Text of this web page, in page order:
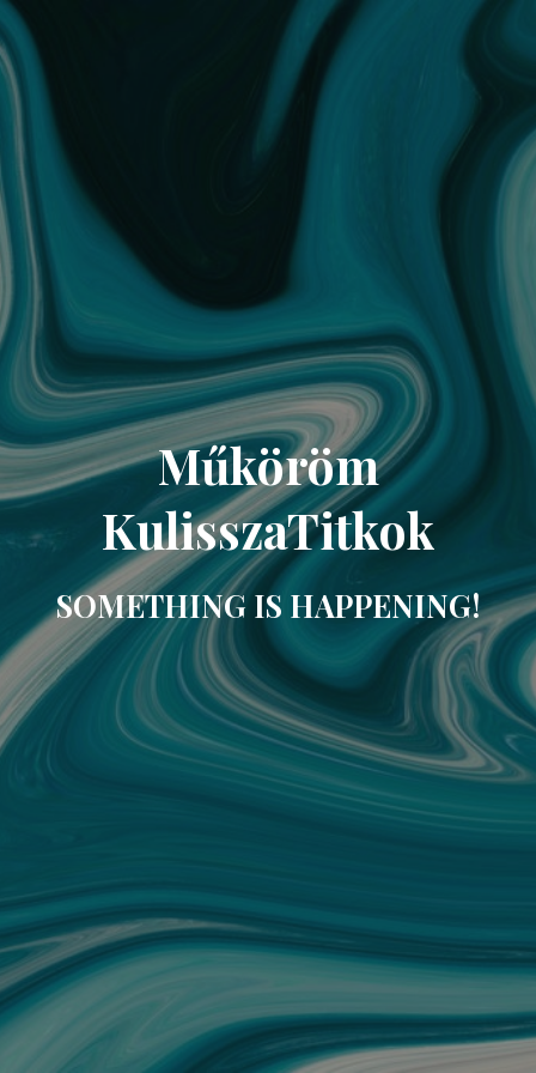
Műköröm
KulisszaTitkok
SOMETHING IS HAPPENING!